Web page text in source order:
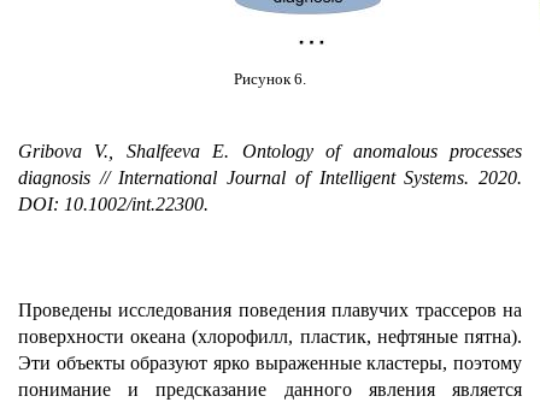
Рисунок 6.
Gribova V., Shalfeeva E. Ontology of anomalous processes
diagnosis // International Journal of Intelligent Systems. 2020.
DOI: 10.1002/int.22300.
Проведены исследования поведения плавучих трассеров на
поверхности океана (хлорофилл, пластик, нефтяные пятна).
Эти объекты образуют ярко выраженные кластеры, поэтому
понимание и предсказание данного явления является